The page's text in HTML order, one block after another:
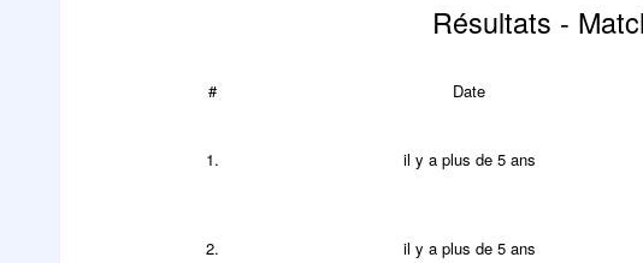
Résultats -
# Date
1.
il y a plus de 5 ans
2.
il y a plus de 5 ans